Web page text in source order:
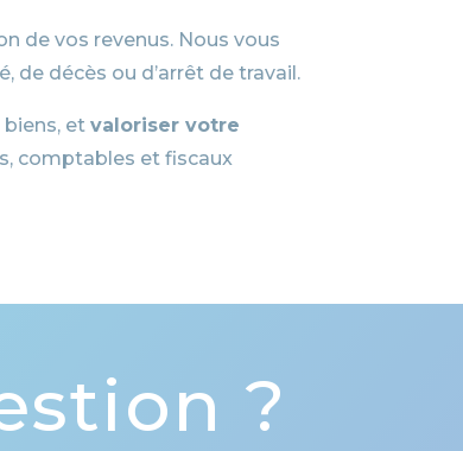
de vos revenus. Nous vous
de décès ou d’arrêt de travail.
biens, etvaloriser votre
comptables et fiscaux
?